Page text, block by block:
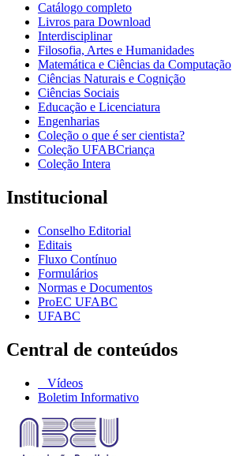
Catálogo completo
Livros para Download
Interdisciplinar
Filosofia, Artes e Humanidades
Matemática e Ciências da Computação
Ciências Naturais e Cognição
Ciências Sociais
Educação e Licenciatura
Engenharias
Coleção o que é ser cientista?
Coleção UFABCriança
Coleção Intera
Institucional
Conselho Editorial
Editais
Fluxo Contínuo
Formulários
Normas e Documentos
ProEC UFABC
UFABC
Central de conteúdos
Vídeos
Boletim Informativo